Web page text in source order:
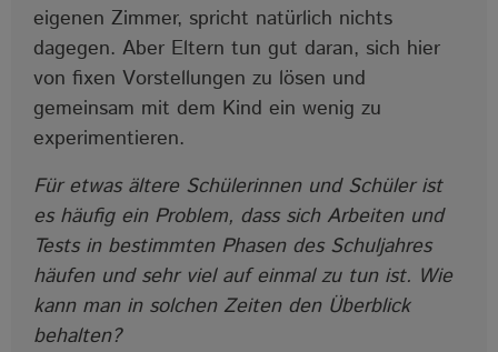
eigenen Zimmer, spricht natürlich nichts
dagegen. Aber Eltern tun gut daran, sich hier
von fixen Vorstellungen zu lösen und
gemeinsam mit dem Kind ein wenig zu
experimentieren.
Für etwas ältere Schülerinnen und Schüler ist
es häufig ein Problem, dass sich Arbeiten und
Tests in bestimmten Phasen des Schuljahres
häufen und sehr viel auf einmal zu tun ist. Wie
kann man in solchen Zeiten den Überblick
behalten?